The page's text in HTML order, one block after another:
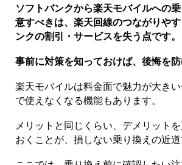
ソフトバンクから楽天モバイルへの
意すべきは、楽天回線のつながりや
ンクの割引・サービスを失う点です。
事前に対策を知っておけば、後悔を防
楽天モバイルは料金面で魅力が大き
で使えなくなる機能もあります。
メリットと同じくらい、デメリット
おくことが、損しない乗り換えの近道